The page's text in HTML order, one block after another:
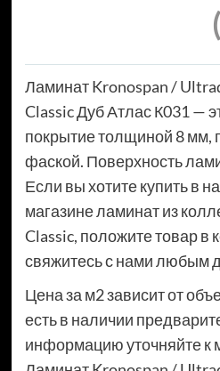
Ламинат Kronospan /
Classic Дуб Атлас К031 —
покрытие толщиной 8 мм,
фаской. Поверхность
Если вы хотите купить в
магазине ламинат из
Classic, положите товар в
свяжитесь с нами любым
Цена за м2 зависит от
есть в наличии
информацию уточняйте к